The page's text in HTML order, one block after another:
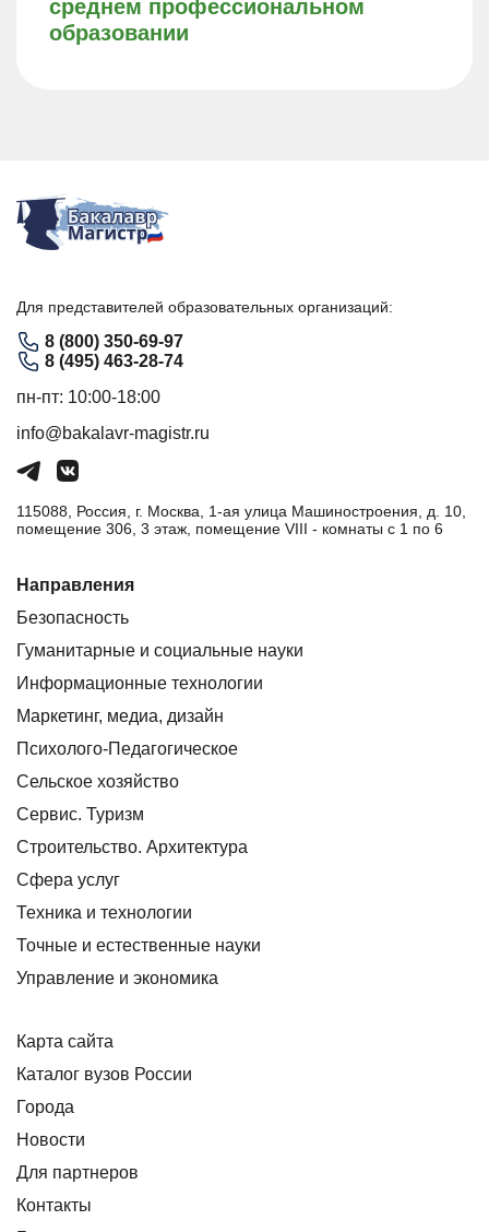
среднем профессиональном
образовании
Для представителей образовательных организаций:
8 (800) 350-69-97
8 (495) 463-28-74
пн-пт: 10:00-18:00
info@bakalavr-magistr.ru
115088, Россия, г. Москва, 1-ая улица Машиностроения, д. 10,
помещение 306, 3 этаж, помещение VIII - комнаты с 1 по 6
Направления
Безопасность
Гуманитарные и социальные науки
Информационные технологии
Маркетинг, медиа, дизайн
Психолого-Педагогическое
Сельское хозяйство
Сервис. Туризм
Строительство. Архитектура
Сфера услуг
Техника и технологии
Точные и естественные науки
Управление и экономика
Карта сайта
Каталог вузов России
Города
Новости
Для партнеров
Контакты